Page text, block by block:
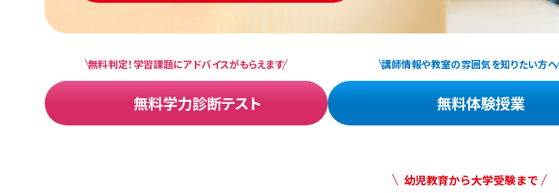
無料判定！学習課題にアドバイスがもらえます
無料学力診断テスト
講師情報や教室の雰囲気を知りたい方へ
無料体験授業
幼児教育から大学受験まで